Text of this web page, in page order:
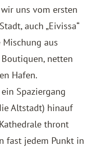
uns vom ersten
auch „Eivissa“
aus
netten
Hafen.
Spaziergang
Altstadt) hinauf
thront
fast jedem Punkt in